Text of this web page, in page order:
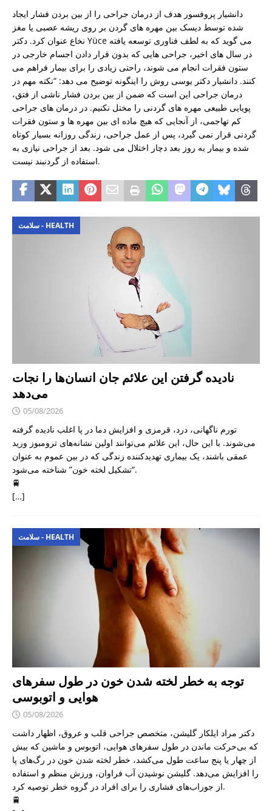
دانشیار پروفسور هدف از درمان جراحی را از بین بردن فشار ایجاد
شده توسط دیسک بین مهره های گردن بر روی ریشه عصبی یا مغز
نخاع عنوان کرد. دکتر Yüce می گوید که به لطف فناوری توسعه یافته
در سال های اخیر، جراحی هایی که بدون قرار دادن اجسام خارجی در
ستون فقرات انجام می شوند، راحتی زیادی را برای بیمار فراهم می
کنند. دانشیار دکتر یوسی روش را اینگونه توضیح می دهد: “نکته مهم در
درمان جراحی این است که ضمن از بین بردن فشار ناشی از فتق،
پویایی طبیعی مهره های گردنی را مختل نکنیم. در درمان های جراحی
کم تهاجمی، از آنجایی که هیچ ماده ای بین مهره ها و ستون فقرات
گردنی قرار نمی گیرد، پس از عمل جراحی، زندگی روزانه بسیار کوتاه
شده و بیمار به روز بعد دچار اختلال می شود. بعد از جراحی نیازی به
استفاده از گردنبند نیست.
سلامت - HEALTH
نادیده گرفتن این علائم جان انسان‌ها را نجات
می‌دهد
05/08/2026
تورم ناگهانی، درد، قرمزی و افزایش دما در پا اغلب نادیده گرفته
می‌شوند. با این حال، این علائم می‌توانند اولین نشانه‌های ترومبوز ورید
عمقی باشند، یک بیماری تهدیدکننده زندگی که در بین عموم به عنوان
“تشکیل لخته خون” شناخته می‌شود.
🚆
[…]
سلامت - HEALTH
توجه به خطر لخته شدن خون در طول سفرهای
هوایی و اتوبوسی
05/08/2026
دکتر مراد ایلکار گلیشن، متخصص جراحی قلب و عروق، اظهار داشت
که بی‌حرکت ماندن در طول سفرهای هوایی، اتوبوس و ماشین که بیش
از چهار یا پنج ساعت طول می‌کشد، خطر لخته شدن خون در رگ‌های پا
را افزایش می‌دهد. گلیشن نوشیدن آب فراوان، ورزش منظم و استفاده
از جوراب‌های فشاری را برای افراد در گروه خطر توصیه کرد.
🚆